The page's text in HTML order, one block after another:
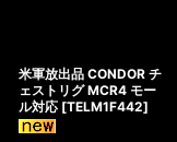
米軍放出品 CONDOR チ
ェストリグ MCR4 モー
ル対応 [TELM1F442]